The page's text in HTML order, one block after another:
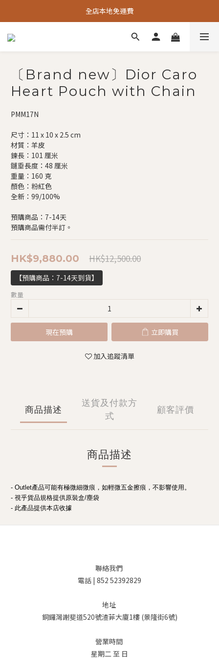
全店本地免運費
〔Brand new〕Dior Caro
Heart Pouch with Chain
PMM17N
尺寸：11 x 10 x 2.5 cm
材質：羊皮
鍊長：101 厘米
鏈垂長度：48 厘米
重量：160 克
顏色：粉紅色
全新：99/100%
預購商品：7-14天
預購商品需付半訂。
HK$9,880.00 HK$12,500.00
【預購商品：7-14天到貨】
數量
現在預購 立即購買
加入追蹤清單
商品描述
送貨及付款方
式
顧客評價
商品描述
- Outlet產品可能有極微細微痕，如輕微五金擦痕，不影響使用。
- 視乎貨品規格提供原裝盒/塵袋
- 此產品提供本店收據
聯絡我們
電話 | 852 52392829
地址
銅鑼灣謝斐道520號渣菲大廈1樓 (景隆街6號)
營業時間
星期二 至 日